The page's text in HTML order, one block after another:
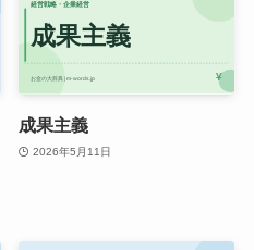
成果主義
2026年5月11日